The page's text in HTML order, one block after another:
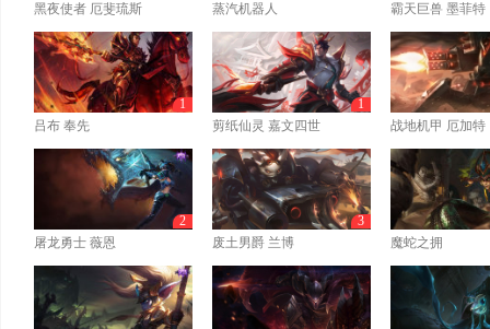
黑夜使者 厄斐琉斯
蒸汽机器人
霸天巨兽 墨菲特
吕布 奉先
1
剪纸仙灵 嘉文四世
1
战地机甲 厄加特
屠龙勇士 薇恩
2
废土男爵 兰博
3
魔蛇之拥